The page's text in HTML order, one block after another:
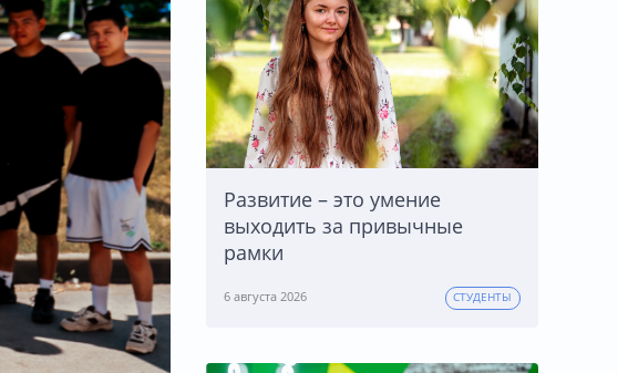
Развитие – это умение
выходить за привычные
рамки
6 августа 2026 СТУДЕНТЫ